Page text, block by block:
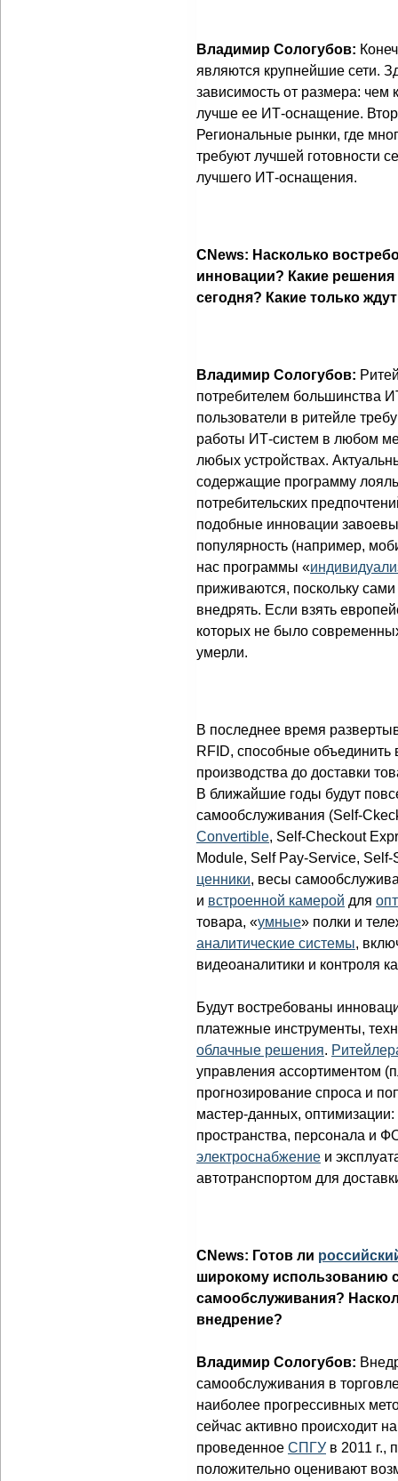
Владимир Сологубов:
являются крупнейшие сети.
зависимость от размера: чем
лучше ее ИТ-оснащение.
Региональные рынки, где
требуют лучшей готовности
лучшего ИТ-оснащения.
CNews: Насколько
инновации? Какие
сегодня? Какие только
Владимир Сологубов:
потребителем большинства
пользователи в ритейле
работы ИТ-систем в любом
любых устройствах.
содержащие программу
потребительских
подобные инновации
популярность (например,
нас программы «
приживаются, поскольку
внедрять. Если взять
которых не было
умерли.
В последнее время
RFID, способные объединить
производства до доставки
В ближайшие годы будут
самообслуживания (Self-
Convertible, Self-Checkout
Module, Self Pay-Service,
ценники, весы
и встроенной камерой для
товара, «умные» полки и
аналитические системы,
видеоаналитики и контроля
Будут востребованы
платежные инструменты,
облачные решения.
управления ассортиментом
прогнозирование спроса и
мастер-данных, оптимизации:
пространства, персонала и
электроснабжение и
автотранспортом для
CNews: Готов ли
широкому использованию
самообслуживания?
внедрение?
Владимир Сологубов:
самообслуживания в
наиболее прогрессивных
сейчас активно происходит
проведенное СПГУ в 2011 г.,
положительно оценивают